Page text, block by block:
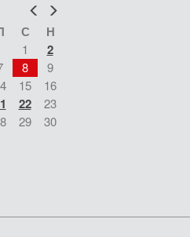
Попер
С Н
1 2
8
9
15
16
22
23
29
30